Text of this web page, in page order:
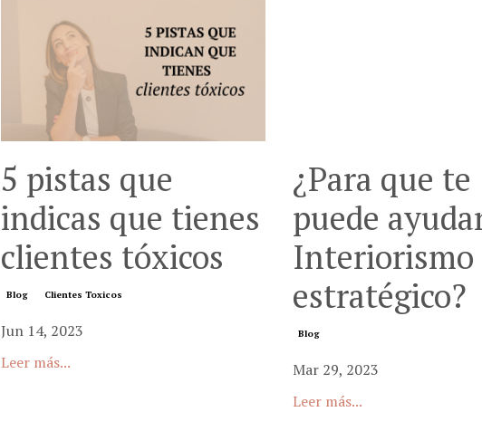
5 pistas que
indicas que tienes
clientes tóxicos
Blog Clientes Toxicos
Jun 14, 2023
Leer más...
¿Para que te
puede
Interiorismo
estratégico?
Blog
Mar 29, 2023
Leer más...